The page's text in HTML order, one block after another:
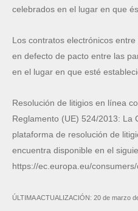
celebrados en el lugar en que
Los contratos electrónicos
en defecto de pacto entre las
en el lugar en que esté
Resolución de litigios en línea
Reglamento (UE) 524/2013: La
plataforma de resolución de
encuentra disponible en el
https://ec.europa.eu/
ÚLTIMA ACTUALIZACIÓN: 20 de marzo